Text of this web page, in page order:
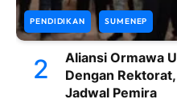
PENDIDIKAN SUMENEP
2
Aliansi Ormawa
Dengan
Jadwal Pemira